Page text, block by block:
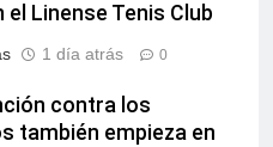
el Linense Tenis Club
1 día atrás 0
contra los
también empieza en